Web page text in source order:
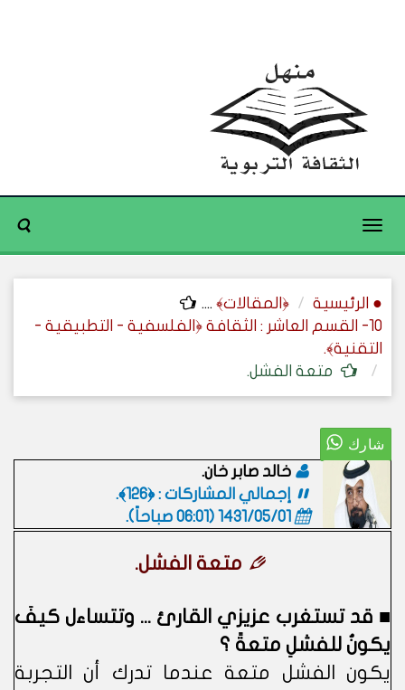
Toggle
● الرئيسية ﴿المقالات﴾ ....
10- القسم العاشر : الثقافة ﴿الفلسفية - التطبيقية -
التقنية﴾.
متعة الفشل.
خالد صابر خان.
إجمالي المشاركات : ﴿126﴾.
1431/05/01 (06:01 صباحاً)
.
متعة الفشل.
■ قد تستغرب عزيزي القارئ ... وتتساءل كيفَ
يكونُ للفشلِ متعةً ؟
يكون الفشل متعة عندما تدرك أن التجربة